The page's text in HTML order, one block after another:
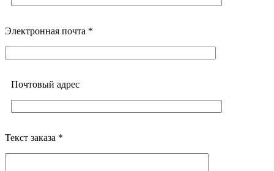
Электронная почта *
Почтовый адреc
Текст заказа *